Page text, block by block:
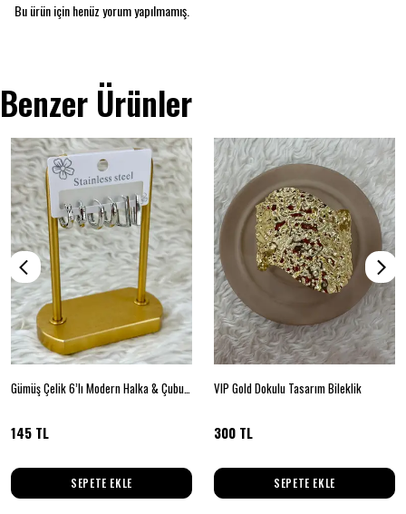
Bu ürün için henüz yorum yapılmamış.
Benzer Ürünler
Gümüş Çelik 6’lı Modern Halka & Çubuk Küpe Seti
145 TL
SEPETE EKLE
VIP Gold Dokulu Tasarım Bileklik
300 TL
SEPETE EKLE